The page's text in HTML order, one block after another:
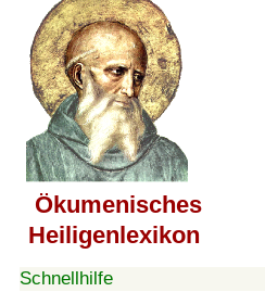
Ökumenisches
Heiligenlexikon
Schnellhilfe